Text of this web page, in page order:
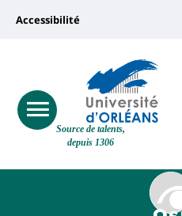
Source de talents,
depuis 1306
responsive
menu
button
Université
vers
page
accessibilité
Accessibilité